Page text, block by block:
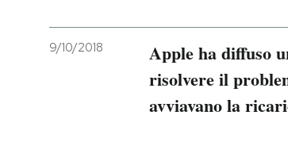
Mondiali calcio
9/10/2018
Apple ha diffuso
risolvere il
avviavano la